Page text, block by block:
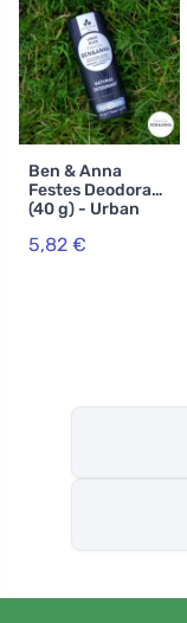
Ben & Anna
Festes Deodorant
(40 g) - Urban
5,82 €